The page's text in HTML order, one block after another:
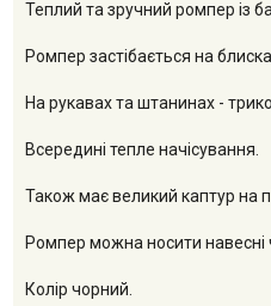
Теплий та зручний ромпер із
Ромпер застібається на
На рукавах та штанинах -
Всередині тепле начісування.
Також має великий каптур на
Ромпер можна носити навесні
Колір чорний.